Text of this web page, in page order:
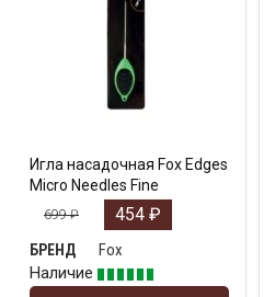
Игла насадочная Fox Edges
Micro Needles Fine
699₽ 454 ₽
БРЕНД
Fox
Наличие